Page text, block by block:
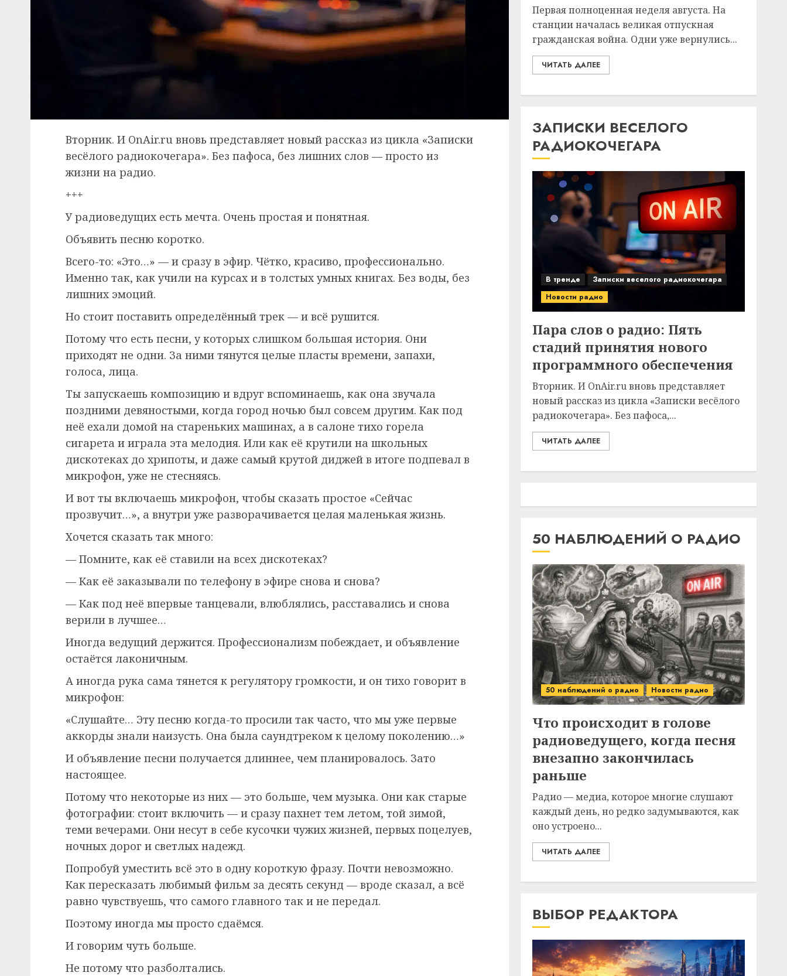
Вторник. И OnAir.ru вновь представляет новый рассказ из цикла «Записки
весёлого радиокочегара». Без пафоса, без лишних слов — просто из
жизни на радио.
+++
У радиоведущих есть мечта. Очень простая и понятная.
Объявить песню коротко.
Всего-то: «Это…» — и сразу в эфир. Чётко, красиво, профессионально.
Именно так, как учили на курсах и в толстых умных книгах. Без воды, без
лишних эмоций.
Но стоит поставить определённый трек — и всё рушится.
Потому что есть песни, у которых слишком большая история. Они
приходят не одни. За ними тянутся целые пласты времени, запахи,
голоса, лица.
Ты запускаешь композицию и вдруг вспоминаешь, как она звучала
поздними девяностыми, когда город ночью был совсем другим. Как под
неё ехали домой на стареньких машинах, а в салоне тихо горела
сигарета и играла эта мелодия. Или как её крутили на школьных
дискотеках до хрипоты, и даже самый крутой диджей в итоге подпевал в
микрофон, уже не стесняясь.
И вот ты включаешь микрофон, чтобы сказать простое «Сейчас
прозвучит…», а внутри уже разворачивается целая маленькая жизнь.
Хочется сказать так много:
— Помните, как её ставили на всех дискотеках?
— Как её заказывали по телефону в эфире снова и снова?
— Как под неё впервые танцевали, влюблялись, расставались и снова
верили в лучшее…
Иногда ведущий держится. Профессионализм побеждает, и объявление
остаётся лаконичным.
А иногда рука сама тянется к регулятору громкости, и он тихо говорит в
микрофон:
«Слушайте… Эту песню когда-то просили так часто, что мы уже первые
аккорды знали наизусть. Она была саундтреком к целому поколению…»
И объявление песни получается длиннее, чем планировалось. Зато
настоящее.
Потому что некоторые из них — это больше, чем музыка. Они как старые
фотографии: стоит включить — и сразу пахнет тем летом, той зимой,
теми вечерами. Они несут в себе кусочки чужих жизней, первых поцелуев,
ночных дорог и светлых надежд.
Попробуй уместить всё это в одну короткую фразу. Почти невозможно.
Как пересказать любимый фильм за десять секунд — вроде сказал, а всё
равно чувствуешь, что самого главного так и не передал.
Поэтому иногда мы просто сдаёмся.
И говорим чуть больше.
Не потому что разболтались.
Первая полноценная неделя августа. На
станции началась великая отпускная
гражданская война. Одни уже вернулись...
ЧИТАТЬ ДАЛЕЕ
ЗАПИСКИ ВЕСЕЛОГО
РАДИОКОЧЕГАРА
В тренде
Записки веселого радиокочегара
Новости радио
Пара слов о радио: Пять
стадий принятия нового
программного обеспечения
Вторник. И OnAir.ru вновь представляет
новый рассказ из цикла «Записки весёлого
радиокочегара». Без пафоса,...
ЧИТАТЬ ДАЛЕЕ
50 НАБЛЮДЕНИЙ О РАДИО
50 наблюдений о радио Новости радио
Что происходит в голове
радиоведущего, когда песня
внезапно закончилась
раньше
Радио — медиа, которое многие слушают
каждый день, но редко задумываются, как
оно устроено...
ЧИТАТЬ ДАЛЕЕ
ВЫБОР РЕДАКТОРА